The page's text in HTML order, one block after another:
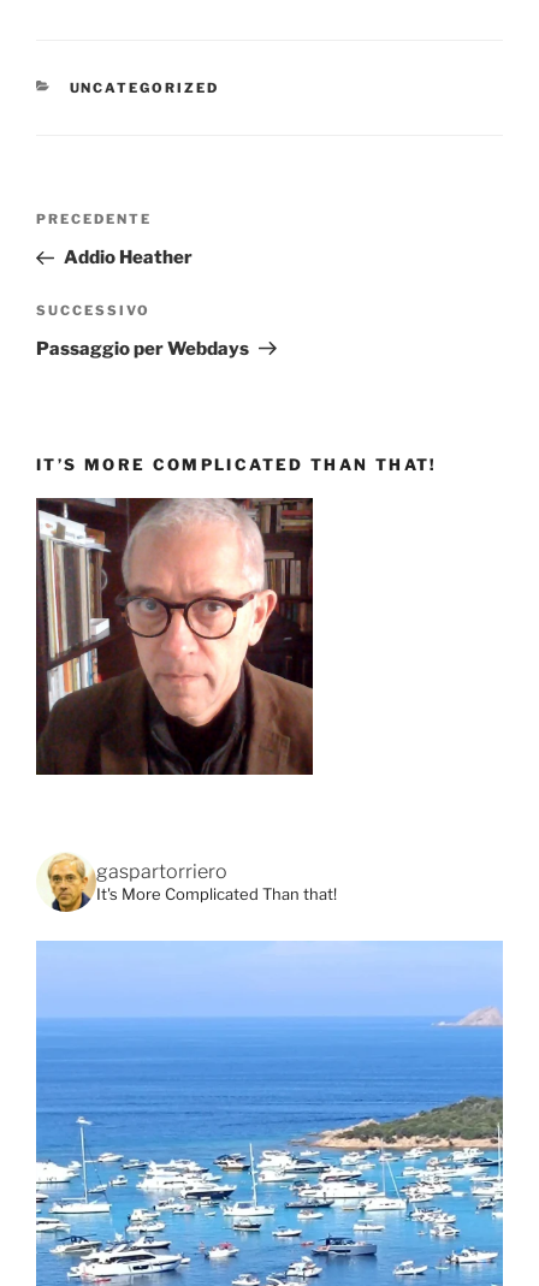
CATEGORIE
UNCATEGORIZED
Navigazione
Articolo
precedente:
PRECEDENTE
Addio Heather
Articolo
successivo
SUCCESSIVO
Passaggio per Webdays
IT’S MORE COMPLICATED THAN THAT!
gaspartorriero
It's More Complicated Than that!